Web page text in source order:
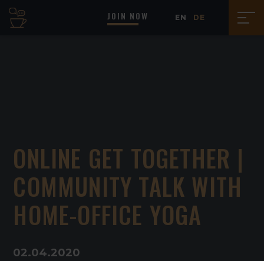
JOIN NOW EN DE
ONLINE GET TOGETHER |
COMMUNITY TALK WITH
HOME-OFFICE YOGA
02.04.2020